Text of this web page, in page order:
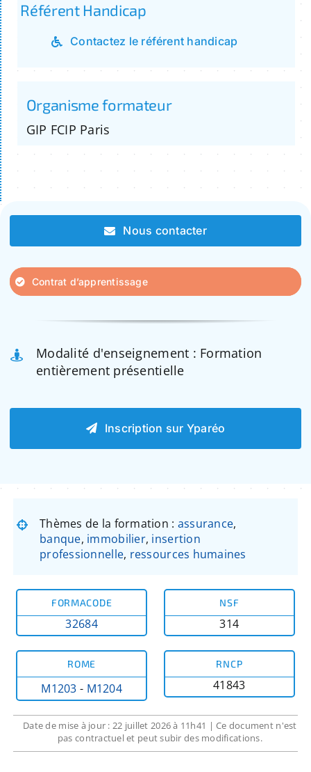
Référent Handicap
Contactez le référent handicap
Organisme formateur
GIP FCIP Paris
Nous contacter
Contrat d’apprentissage
Modalité d'enseignement : Formation
entièrement présentielle
Inscription sur Yparéo
Thèmes de la formation : assurance,
banque, immobilier, insertion
professionnelle, ressources humaines
FORMACODE
32684
NSF
314
RNCP
41843
ROME
M1203 - M1204
Date de mise à jour : 22 juillet 2026 à 11h41 | Ce document n'est
pas contractuel et peut subir des modifications.